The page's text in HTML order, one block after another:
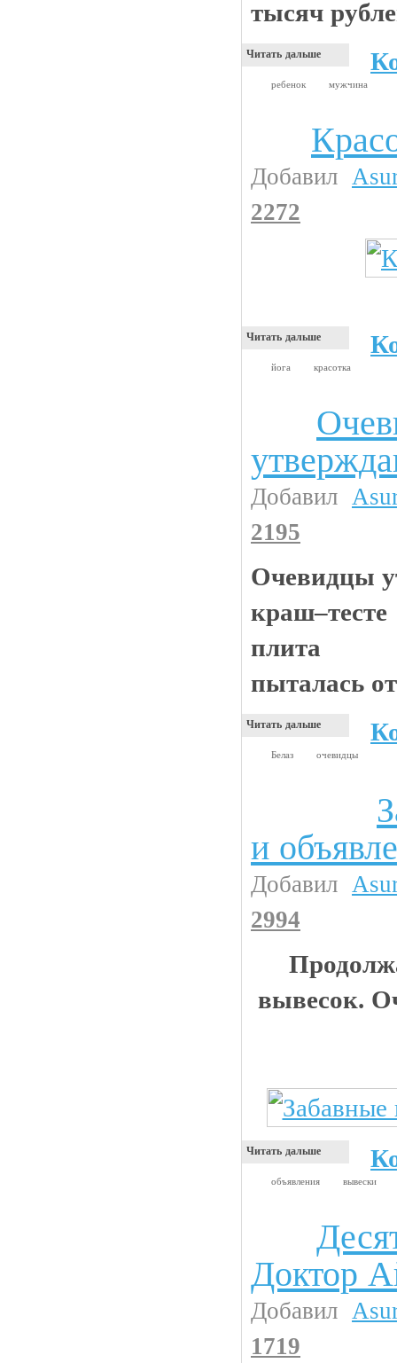
тысяч
Читать дальше
ребенок мужчина
Добавил
2272
Читать дальше
йога красотка
Добавил
2195
Очевидцы
плита
пыталась
Читать дальше
Белаз очевидцы
и
Добавил
2994
вывесок.
Читать дальше
объявления вывески
Доктор
Добавил
1719